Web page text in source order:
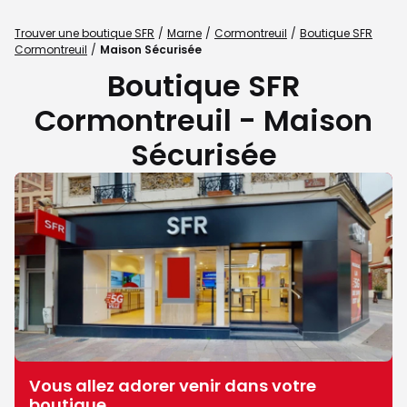
Trouver une boutique SFR Marne Cormontreuil
Boutique SFR
Cormontreuil
Maison Sécurisée
Boutique SFR
Cormontreuil - Maison
Sécurisée
Vous allez adorer venir dans votre